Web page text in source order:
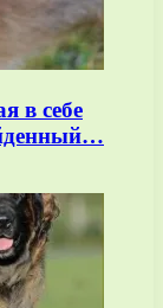
в себе